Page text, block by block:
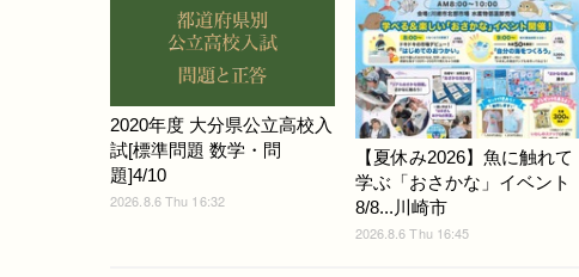
2020年度 大分県公立高校入
試[標準問題 数学・問
題]4/10
2026.8.6 Thu 16:32
【夏休み2026】魚に触れて
学ぶ「おさかな」イベント
8/8...川崎市
2026.8.6 Thu 16:45